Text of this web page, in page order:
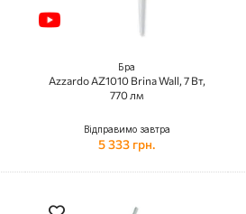
Бра
Azzardo AZ1010 Brina Wall, 7 Вт,
770 лм
Відправимо завтра
5 333 грн.